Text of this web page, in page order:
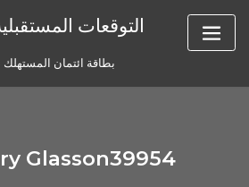
التوقعات
بطاقة ائتمان المستهلك
Glasson39954